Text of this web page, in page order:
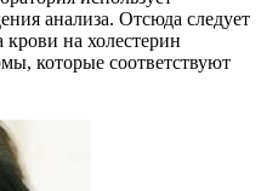
анализа. Отсюда следует
на холестерин
которые соответствуют